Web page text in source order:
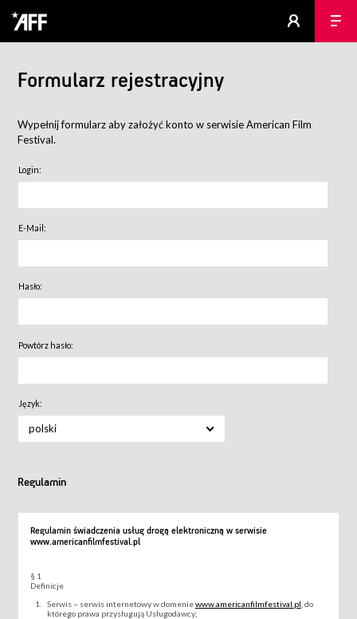
Formularz rejestracyjny
Wypełnij formularz aby założyć konto w serwisie American Film
Festival.
Login:
E-Mail:
Hasło:
Powtórz hasło:
Język:
polski
Regulamin
Regulamin świadczenia usług drogą elektroniczną w serwisie
www.americanfilmfestival.pl
§ 1
Definicje
Serwis – serwis internetowy w domeniewww.americanfilmfestival.pl , do
którego prawa przysługują Usługodawcy;